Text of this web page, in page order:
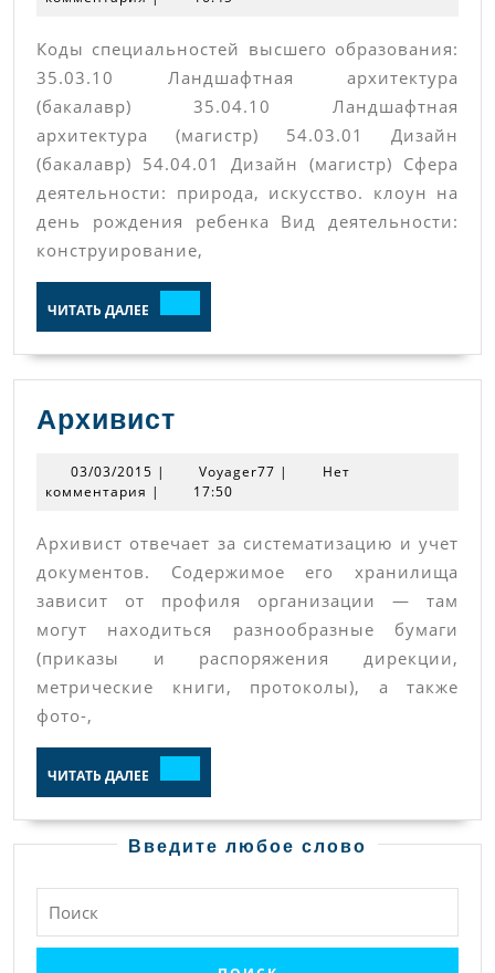
Коды специальностей высшего образования:
35.03.10 Ландшафтная архитектура
(бакалавр) 35.04.10 Ландшафтная
архитектура (магистр) 54.03.01 Дизайн
(бакалавр) 54.04.01 Дизайн (магистр) Сфера
деятельности: природа, искусство. клоун на
день рождения ребенка Вид деятельности:
конструирование,
ЧИТАТЬ ДАЛЕЕ ДАЛЕЕ
Архивист
03/03/2015 03/03/2015
| Voyager77 Voyager77
|
Нет
комментария | 17:50
Архивист отвечает за систематизацию и учет
документов. Содержимое его хранилища
зависит от профиля организации — там
могут находиться разнообразные бумаги
(приказы и распоряжения дирекции‚
метрические книги‚ протоколы)‚ а также
фото-‚
ЧИТАТЬ ДАЛЕЕ ДАЛЕЕ
Введите любое слово